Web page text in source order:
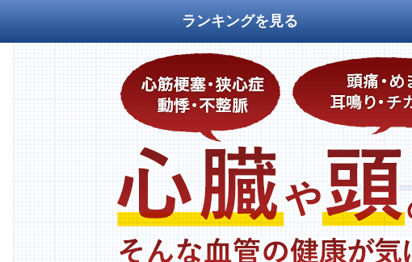
ランキングを見る